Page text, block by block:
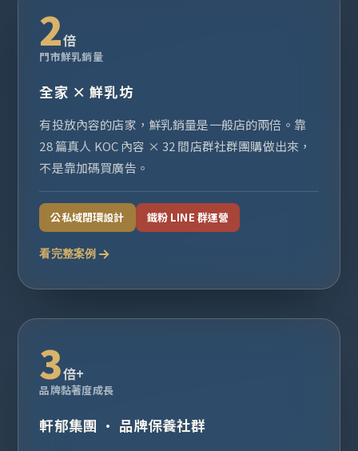
2倍
門市鮮乳銷量
全家 × 鮮乳坊
有投放內容的店家，鮮乳銷量是一般店的兩倍。靠
28 篇真人 KOC 內容 × 32 間店群社群團購做出來，
不是靠加碼買廣告。
公私域閉環設計 鐵粉 LINE 群運營
看完整案例
3倍+
品牌黏著度成長
軒郁集團 · 品牌保養社群